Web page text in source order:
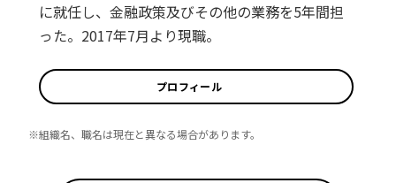
に就任し、金融政策及びその他の業務を5年間担
った。2017年7月より現職。
プロフィール
※組織名、職名は現在と異なる場合があります。